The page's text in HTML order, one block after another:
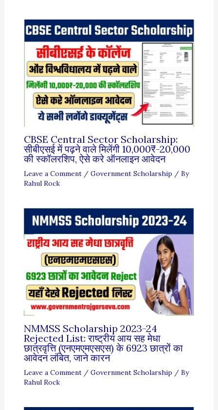
CBSE Central Sector Scholarship:
सीबीएसई में पढ़ने वाले मिलेंगी 10,000₹-20,000
की स्कॉलरशिप, ऐसे करे ऑनलाइन आवेदन
Leave a Comment / Government Scholarship / By
Rahul Rock
NMMSS Scholarship 2023-24
Rejected List: राष्ट्रीय आय सह मेधा
छात्रवृत्ति (एनएमएमएसएस) के 6923 छात्रों का
आवेदन लंबित, जाने कारन
Leave a Comment / Government Scholarship / By
Rahul Rock